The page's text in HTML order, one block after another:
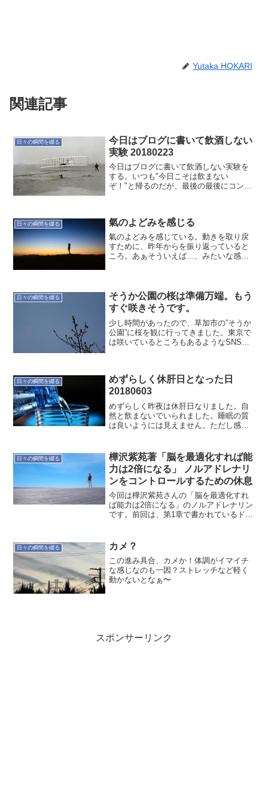
Yutaka HOKARI
関連記事
日々の瞬間を綴る
今日はブログに書いて飲酒しない
実験 20180223
今日はブログに書いて飲酒しない実験を
する。いつも"今日こそは飲まない
ぞ！"と帰るのだが、最後の最後にコンビ
のだけど。今日こそは飲まな...
日々の瞬間を綴る 氣のよどみを感じる
氣のよどみを感じている。動きを取り戻
すために、昨年からを振り返っていると
ころ。あぁそういえば…、みたいな感
部屋が乱雑になってきた時期...
日々の瞬間を綴る
そうか公園の桜は準備万端。もう
すぐ咲きそうです。
少し時間があったので、草加市の”そうか
公園”に桜を観に行ってきました。東京で
は咲いているところもあるようなSNSで
けど咲いていませんで...
日々の瞬間を綴る
めずらしく休肝日となった日
20180603
めずらしく昨夜は休肝日なりました。自
然と飲まないでいられました。睡眠の質
は良いようには見えません。ただし感覚
かね。今日も休肝日にしてみようかな。
日々の瞬間を綴る
樺沢紫苑著「脳を最適化すれば能
力は2倍になる」 ノルアドレナリ
ンをコントロールするための休息
今回は樺沢紫苑さんの「脳を最適化すれ
ば能力は2倍になる」のノルアドレナリン
です。前回は、第1章で書かれているドー
からといって四六時中仕事をしている
と、うつ病になりやすい...
日々の瞬間を綴る カメ？
この進み具合、カメか！体調がイマイチ
な感じなのも一因？ストレッチなど軽く
動かないとなぁ〜
スポンサーリンク